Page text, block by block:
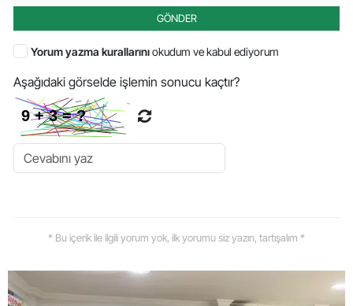
GÖNDER
Yorum yazma kurallarınıokudum ve kabul ediyorum
Aşağıdaki görselde işlemin sonucu kaçtır?
* Bu içerik ile ilgili yorum yok, ilk yorumu siz yazın, tartışalım *